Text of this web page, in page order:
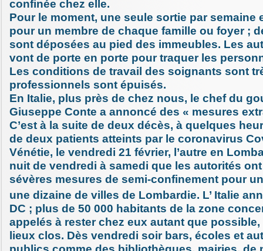
confinée chez elle.
Pour le moment, une seule sortie par semaine
pour un membre de chaque famille ou foyer ;
sont déposées au pied des immeubles. Les
vont de porte en porte pour traquer les
Les conditions de travail des soignants sont
professionnels sont épuisés.
En Italie, plus près de chez nous, le chef du
Giuseppe Conte a annoncé des « mesures
C’est à la suite de deux décès, à quelques
de deux patients atteints par le coronavirus
Vénétie, le vendredi 21 février, l’autre en
nuit de vendredi à samedi que les autorités
sévères mesures de semi-confinement pour
une dizaine de villes de Lombardie. L’ Italie
DC ; plus de 50 000 habitants de la zone
appelés à rester chez eux autant que possible,
lieux clos. Dès vendredi soir bars, écoles et